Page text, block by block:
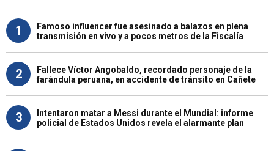
1
Famoso influencer fue asesinado a balazos en plena
transmisión en vivo y a pocos metros de la Fiscalía
2
Fallece Víctor Angobaldo, recordado personaje de la
farándula peruana, en accidente de tránsito en Cañete
3
Intentaron matar a Messi durante el Mundial: informe
policial de Estados Unidos revela el alarmante plan